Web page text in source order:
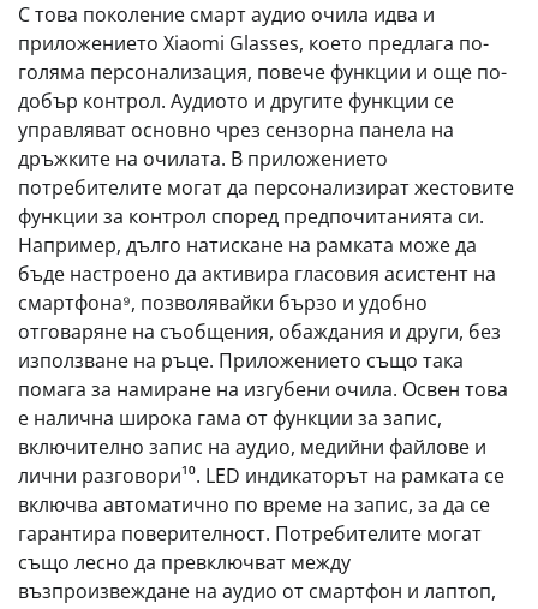
С това поколение смарт аудио очила идва и
приложението Xiaomi Glasses, което предлага по-
голяма персонализация, повече функции и още по-
добър контрол. Аудиото и другите функции се
управляват основно чрез сензорна панела на
дръжките на очилата. В приложението
потребителите могат да персонализират жестовите
функции за контрол според предпочитанията си.
Например, дълго натискане на рамката може да
бъде настроено да активира гласовия асистент на
смартфона⁹, позволявайки бързо и удобно
отговаряне на съобщения, обаждания и други, без
използване на ръце. Приложението също така
помага за намиране на изгубени очила. Освен това
е налична широка гама от функции за запис,
включително запис на аудио, медийни файлове и
лични разговори¹⁰. LED индикаторът на рамката се
включва автоматично по време на запис, за да се
гарантира поверителност. Потребителите могат
също лесно да превключват между
възпроизвеждане на аудио от смартфон и лаптоп,